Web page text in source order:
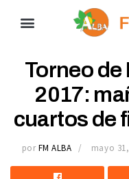
Torneo
2017:
cuartos de
por FM ALBA mayo